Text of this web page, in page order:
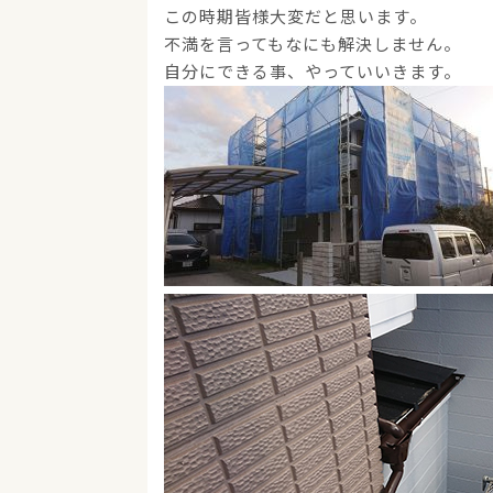
この時期皆様大変だと思います。
不満を言ってもなにも解決しません。
自分にできる事、やっていいきます。